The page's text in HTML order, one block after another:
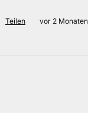
Teilen vor 2 Monaten